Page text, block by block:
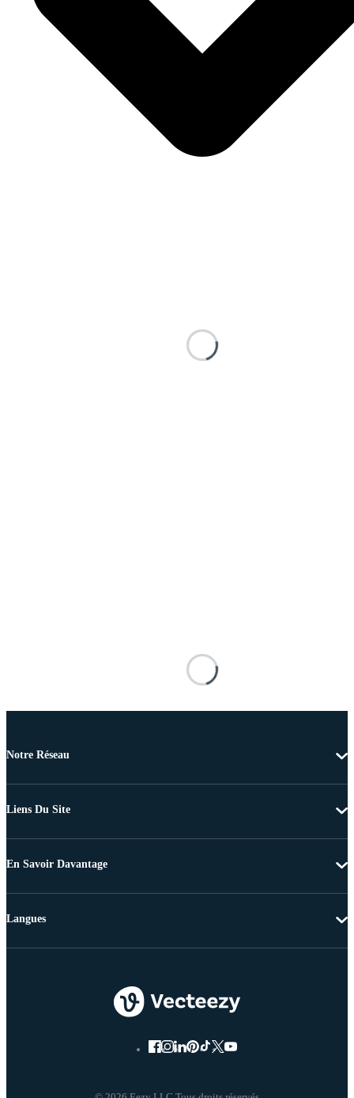
Notre Réseau
Liens Du Site
En Savoir Davantage
Langues